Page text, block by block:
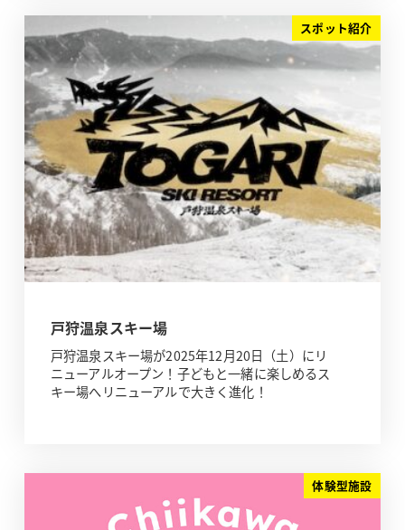
スポット紹介
戸狩温泉スキー場
戸狩温泉スキー場が2025年12月20日（土）にリ
ニューアルオープン！子どもと一緒に楽しめるス
キー場へリニューアルで大きく進化！
体験型施設